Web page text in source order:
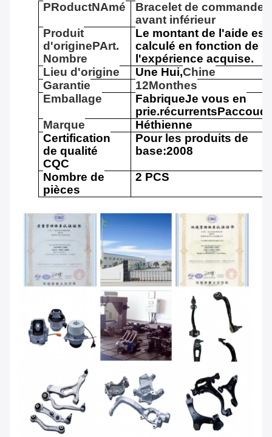
PRoductNAmé
Bracelet de commande
avant inférieur
Produit
d'originePArt.
Nombre
Le montant de l'aide est
calculé en fonction de
l'expérience acquise.
Lieu d'origine
Une Hui,Chine
Garantie
12Monthes
Emballage
FabriqueJe vous en
prie.récurrentsP
Marque
Héthienne
Certification
de qualité
CQC
Pour les produits de
base:2008
Nombre de
pièces
2 PCS